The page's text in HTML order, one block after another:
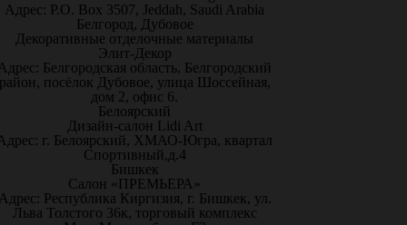
Адрес: P.O. Box 3507, Jeddah, Saudi Arabia
Белгород, Дубовое
Декоративные отделочные материалы
Элит-Декор
Белгородская область, Белгородский
посёлок Дубовое, улица Шоссейная,
дом 2, офис 6.
Белоярский
Дизайн-салон Lidi Art
г. Белоярский, ХМАО-Югра, квартал
Спортивный,д.4
Бишкек
Салон «ПРЕМЬЕРА»
Республика Киргизия, г. Бишкек, ул.
Льва Толстого 36к, торговый комплекс